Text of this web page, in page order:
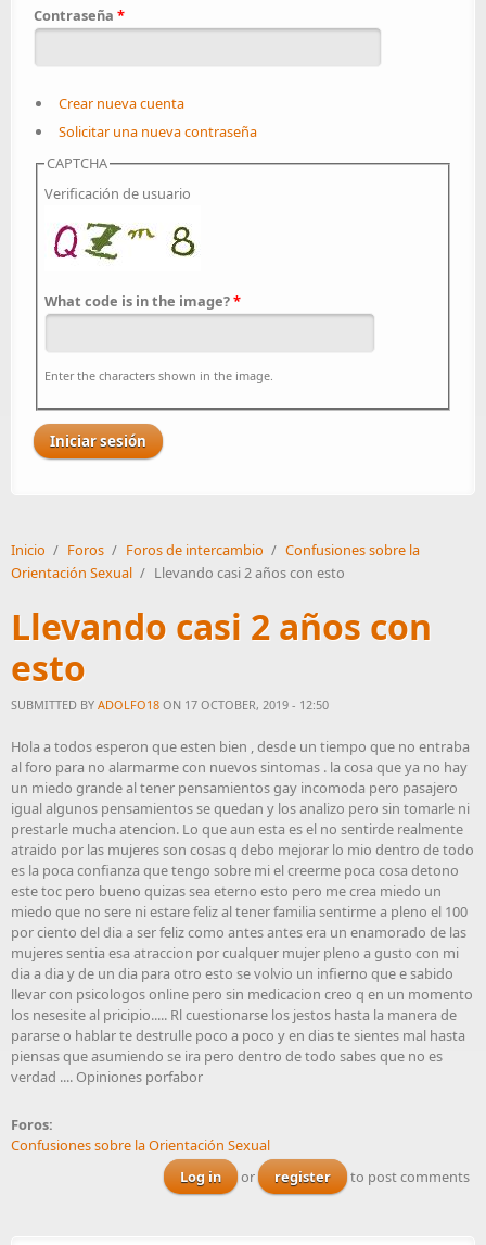
Contraseña *
Crear nueva cuenta
Solicitar una nueva contraseña
CAPTCHA
Verificación de usuario
What code is in the image?*
Enter the characters shown in the image.
Inicio / Foros / Foros de intercambio / Confusiones sobre la
Orientación Sexual / Llevando casi 2 años con esto
Llevando casi 2 años con
esto
SUBMITTED BY ADOLFO18 ON 17 OCTOBER, 2019 - 12:50
Hola a todos esperon que esten bien , desde un tiempo que no entraba
al foro para no alarmarme con nuevos sintomas . la cosa que ya no hay
un miedo grande al tener pensamientos gay incomoda pero pasajero
igual algunos pensamientos se quedan y los analizo pero sin tomarle ni
prestarle mucha atencion. Lo que aun esta es el no sentirde realmente
atraido por las mujeres son cosas q debo mejorar lo mio dentro de todo
es la poca confianza que tengo sobre mi el creerme poca cosa detono
este toc pero bueno quizas sea eterno esto pero me crea miedo un
miedo que no sere ni estare feliz al tener familia sentirme a pleno el 100
por ciento del dia a ser feliz como antes antes era un enamorado de las
mujeres sentia esa atraccion por cualquer mujer pleno a gusto con mi
dia a dia y de un dia para otro esto se volvio un infierno que e sabido
llevar con psicologos online pero sin medicacion creo q en un momento
los nesesite al pricipio..... Rl cuestionarse los jestos hasta la manera de
pararse o hablar te destrulle poco a poco y en dias te sientes mal hasta
piensas que asumiendo se ira pero dentro de todo sabes que no es
verdad .... Opiniones porfabor
Foros:
Confusiones sobre la Orientación Sexual
Log in
or register to post comments